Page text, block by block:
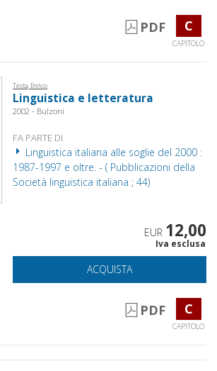
PDF C
CAPITOLO
Testa, Enrico
Linguistica e letteratura
2002 - Bulzoni
FA PARTE DI
Linguistica italiana alle soglie del 2000 :
1987-1997 e oltre. - ( Pubblicazioni della
Società linguistica italiana ; 44)
EUR 12,00
Iva esclusa
ACQUISTA
PDF C
CAPITOLO